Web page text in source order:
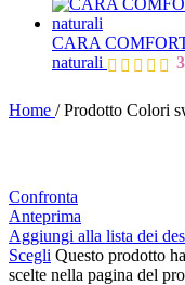
CARA
naturali
Home / Prodotto Colori
Confronta
Anteprima
Aggiungi alla lista dei
Scegli Questo prodotto
scelte nella pagina del